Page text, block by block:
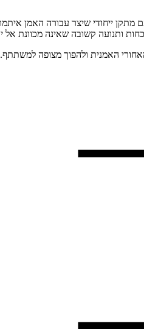
מתקן ייחודי שיצר עבורה האמן
ותנועה קשובה שאינה מכוונת
האמנית ולהפוך מצופה למשתתף.